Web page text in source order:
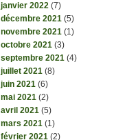
janvier 2022 (7)
décembre 2021 (5)
novembre 2021 (1)
octobre 2021 (3)
septembre 2021 (4)
juillet 2021 (8)
juin 2021 (6)
mai 2021 (2)
avril 2021 (5)
mars 2021 (1)
février 2021 (2)